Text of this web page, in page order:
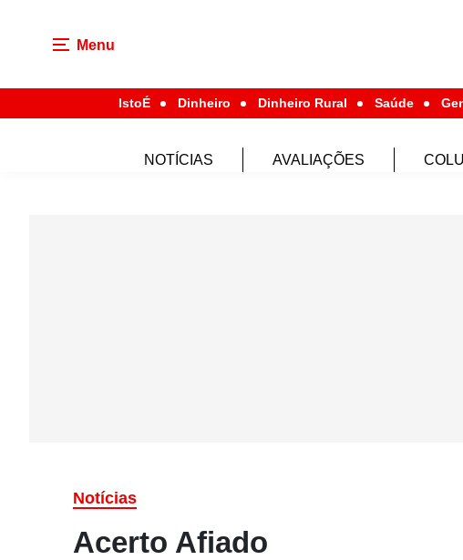
Menu
IstoÉ Dinheiro Dinheiro Rural Saúde
NOTÍCIAS AVALIAÇÕES
Notícias
Acerto Afiado